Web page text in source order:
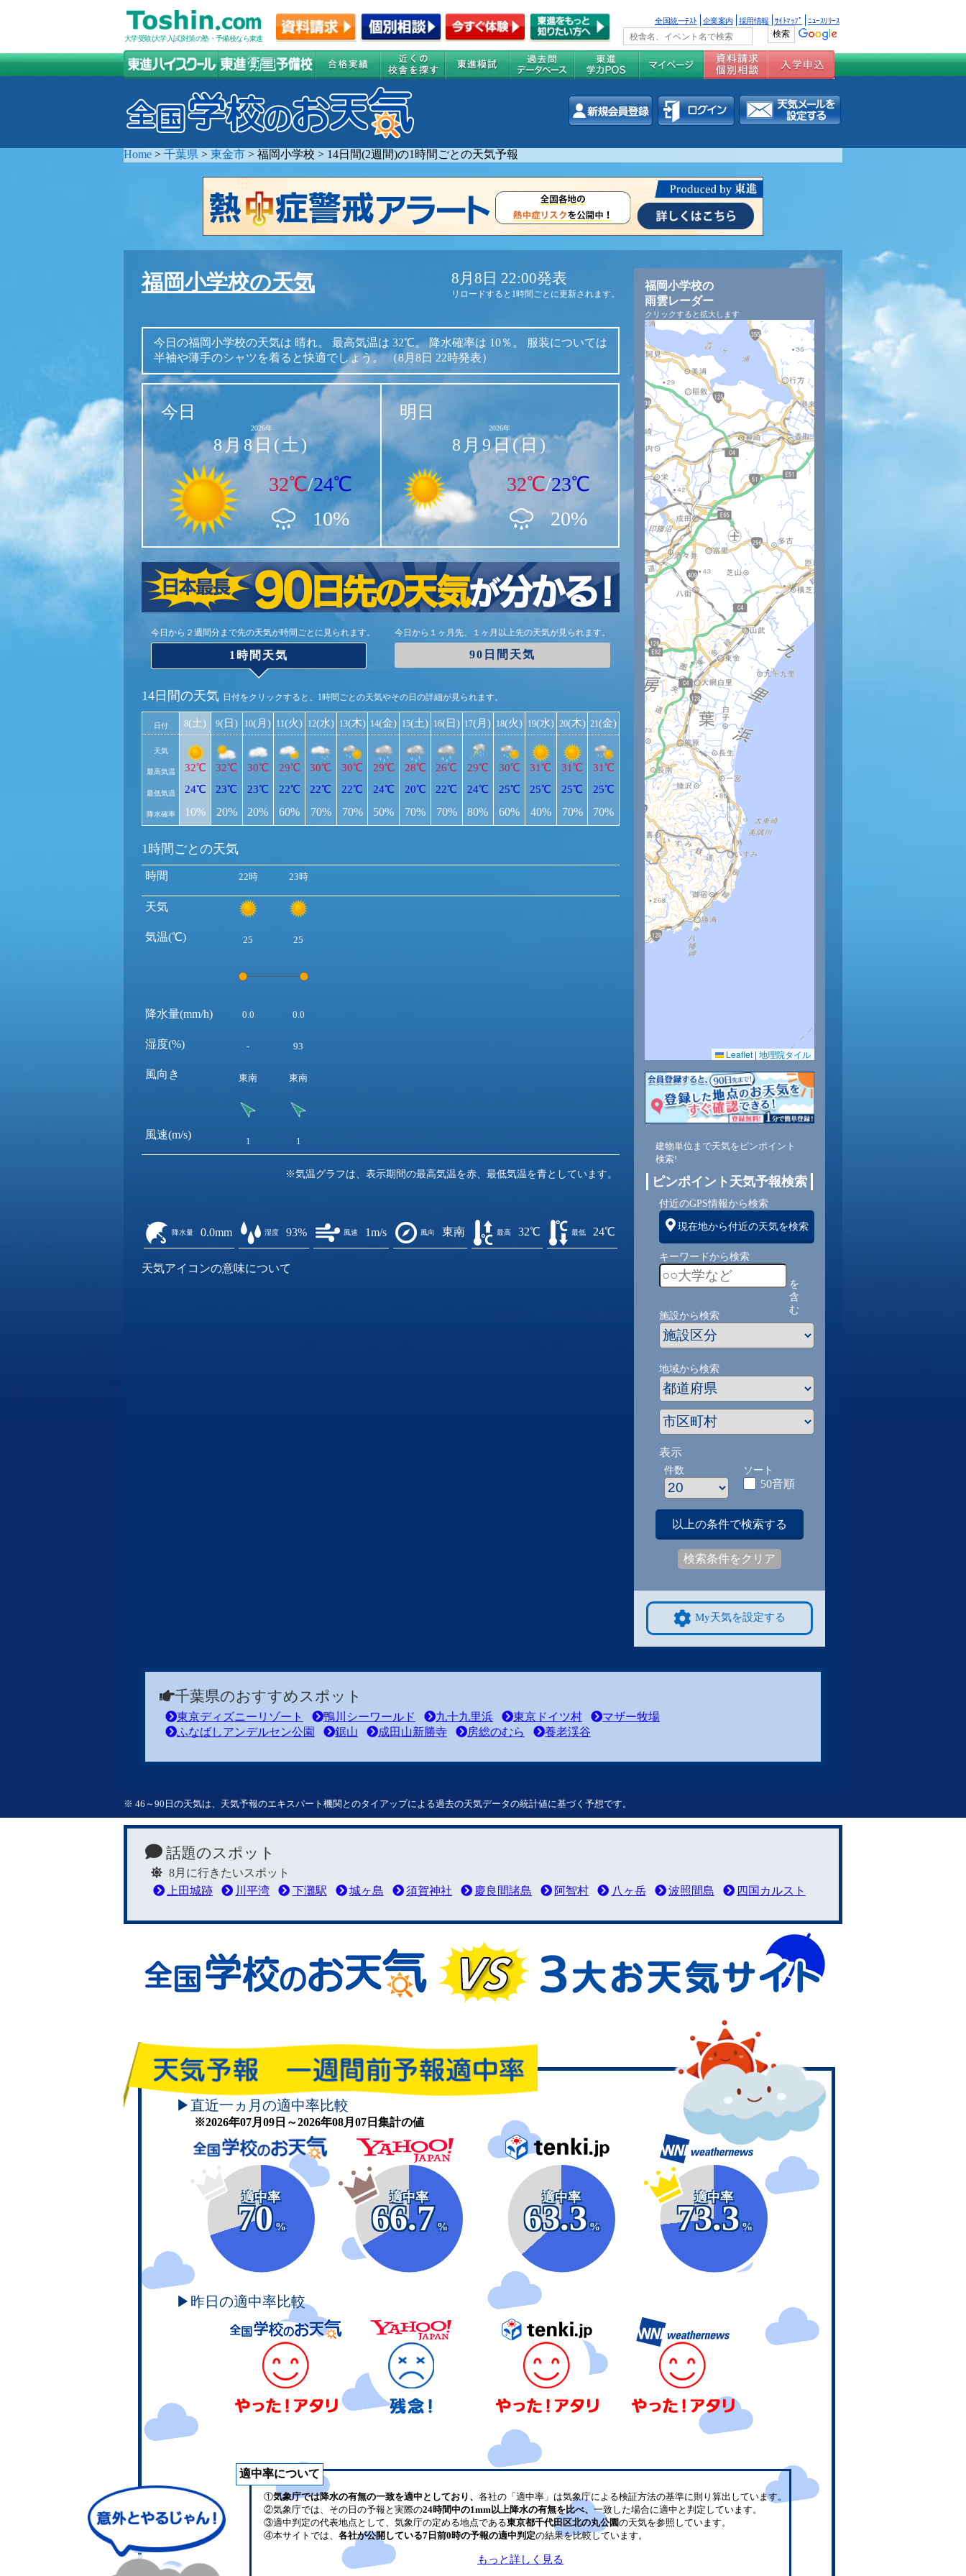
大学受験(大学入試)対策の塾・予備校なら東進
全国統一ﾃｽﾄ 企業案内 採用情報 ｻｲﾄﾏｯﾌﾟ ﾆｭｰｽﾘﾘｰｽ
Home > 千葉県 > 東金市 > 福岡小学校 > 14日間(2週間)の1時間ごとの天気予報
福岡小学校の天気 8月8日 22:00発表
リロードすると1時間ごとに更新されます。
今日の福岡小学校の天気は 晴れ。 最高気温は 32℃。 降水確率は 10％。
服装については
半袖や薄手のシャツを着ると快適でしょう。（8月8日 22時発表）
今日
2026年
8月8日(土)
32℃/24℃
10%
明日
2026年
8月9日(日)
32℃/23℃
20%
今日から２週間分まで先の天気が時間ごとに見られます。
1時間天気
今日から１ヶ月先、１ヶ月以上先の天気が見られます。
90日間天気
14日間の天気 日付をクリックすると、1時間ごとの天気やその日の詳細が見られます。
日付
天気
最高気温
最低気温
降水確率
8(土)
32℃
24℃
10%
9(日)
32℃
23℃
20%
10(月)
30℃
23℃
20%
11(火)
29℃
22℃
60%
12(水)
30℃
22℃
70%
13(木)
30℃
22℃
70%
14(金)
29℃
24℃
50%
15(土)
28℃
20℃
70%
16(日)
26℃
22℃
70%
17(月)
29℃
24℃
80%
18(火)
30℃
25℃
60%
19(水)
31℃
25℃
40%
20(木)
31℃
25℃
70%
21(金)
31℃
25℃
70%
1時間ごとの天気
時間
天気
気温(℃)
降水量(mm/h)
湿度(%)
風向き
風速(m/s)
22時 23時
25 25
0.0 0.0
- 93
東南 東南
1 1
※気温グラフは、表示期間の最高気温を赤、最低気温を青としています。
降水量 0.0mm 湿度 93% 風速 1m/s 風向 東南 最高 32℃ 最低 24℃
天気アイコンの意味について
福岡小学校の
雨雲レーダー
クリックすると拡大します
Leaflet | 地理院タイル
建物単位まで天気をピンポイント
検索!
ピンポイント天気予報検索
付近のGPS情報から検索
現在地から付近の天気を検索
キーワードから検索
を
含
む
施設から検索
地域から検索
表示
件数 ソート
50音順
以上の条件で検索する
検索条件をクリア
My天気を設定する
千葉県のおすすめスポット
東京ディズニーリゾート 鴨川シーワールド 九十九里浜 東京ドイツ村
マザー牧場
ふなばしアンデルセン公園
鋸山 成田山新勝寺 房総のむら 養老渓谷
※ 46～90日の天気は、天気予報のエキスパート機関とのタイアップによる過去の天気データの統計値に基づく予想です。
話題のスポット
8月に行きたいスポット
上田城跡
川平湾 下灘駅 城ヶ島 須賀神社 慶良間諸島 阿智村 八ヶ岳 波照間島 四国カルスト
▶直近一ヵ月の適中率比較
※2026年07月09日～2026年08月07日集計の値
適中率
70
%
適中率
66.7
%
適中率
63.3
%
適中率
73.3
%
▶昨日の適中率比較
適中率について
①気象庁では降水の有無の一致を適中としており、 各社の「適中率」は気象庁による検証方法の基準に則り算出しています。
②気象庁では、その日の予報と実際の24時間中の1mm以上降水の有無を比べ、 一致した場合に適中と判定しています。
③適中判定の代表地点として、気象庁の定める地点である東京都千代田区北の丸公園の天気を参照しています。
④本サイトでは、 各社が公開している7日前0時の予報の適中判定の結果を比較しています。
もっと詳しく見る